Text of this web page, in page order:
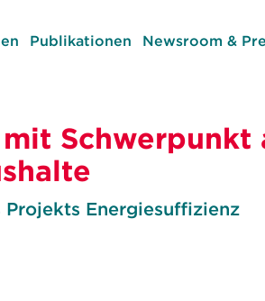
Publikationen Newsroom &
Schwerpunkt
Energiesuffizienz